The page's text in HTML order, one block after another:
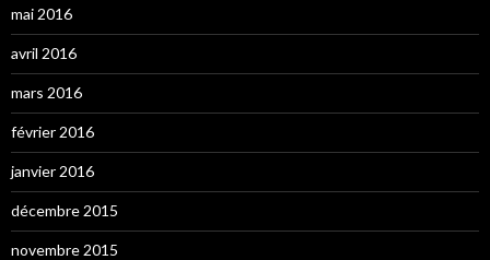
mai 2016
avril 2016
mars 2016
février 2016
janvier 2016
décembre 2015
novembre 2015